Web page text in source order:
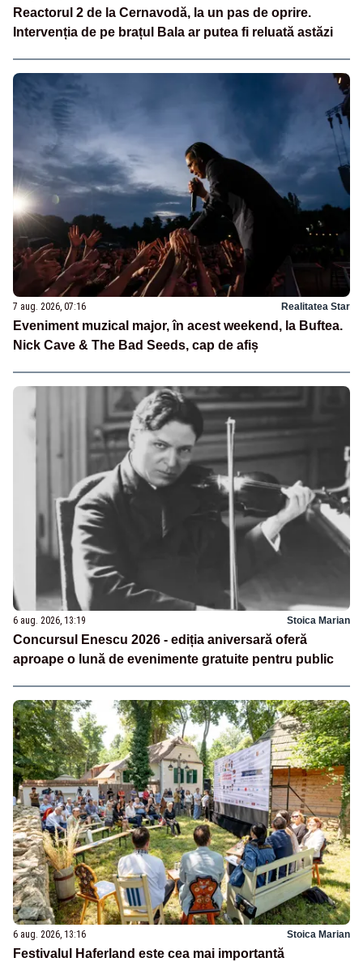
Reactorul 2 de la Cernavodă, la un pas de oprire.
Intervenția de pe brațul Bala ar putea fi reluată astăzi
7 aug. 2026, 07:16 Realitatea Star
Eveniment muzical major, în acest weekend, la Buftea.
Nick Cave & The Bad Seeds, cap de afiș
6 aug. 2026, 13:19 Stoica Marian
Concursul Enescu 2026 - ediția aniversară oferă
aproape o lună de evenimente gratuite pentru public
6 aug. 2026, 13:16 Stoica Marian
Festivalul Haferland este cea mai importantă